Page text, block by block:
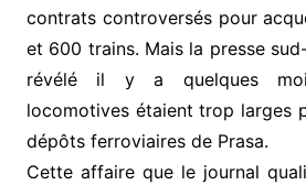
contrats controversés pour
et 600 trains. Mais la presse
révélé il y a quelques
locomotives étaient trop larges
dépôts ferroviaires de Prasa.
Cette affaire que le journal